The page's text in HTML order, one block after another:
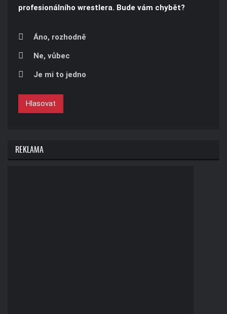
profesionálního wrestlera. Bude vám chybět?
Áno, rozhodně
Ne, vůbec
Je mi to jedno
Hlasovat
REKLAMA